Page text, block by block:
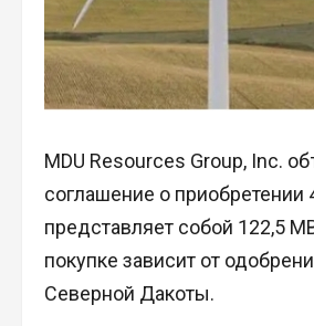
MDU Resources Group, Inc.
соглашение о приобретении
представляет собой 122,5
покупке зависит от
Северной Дакоты.